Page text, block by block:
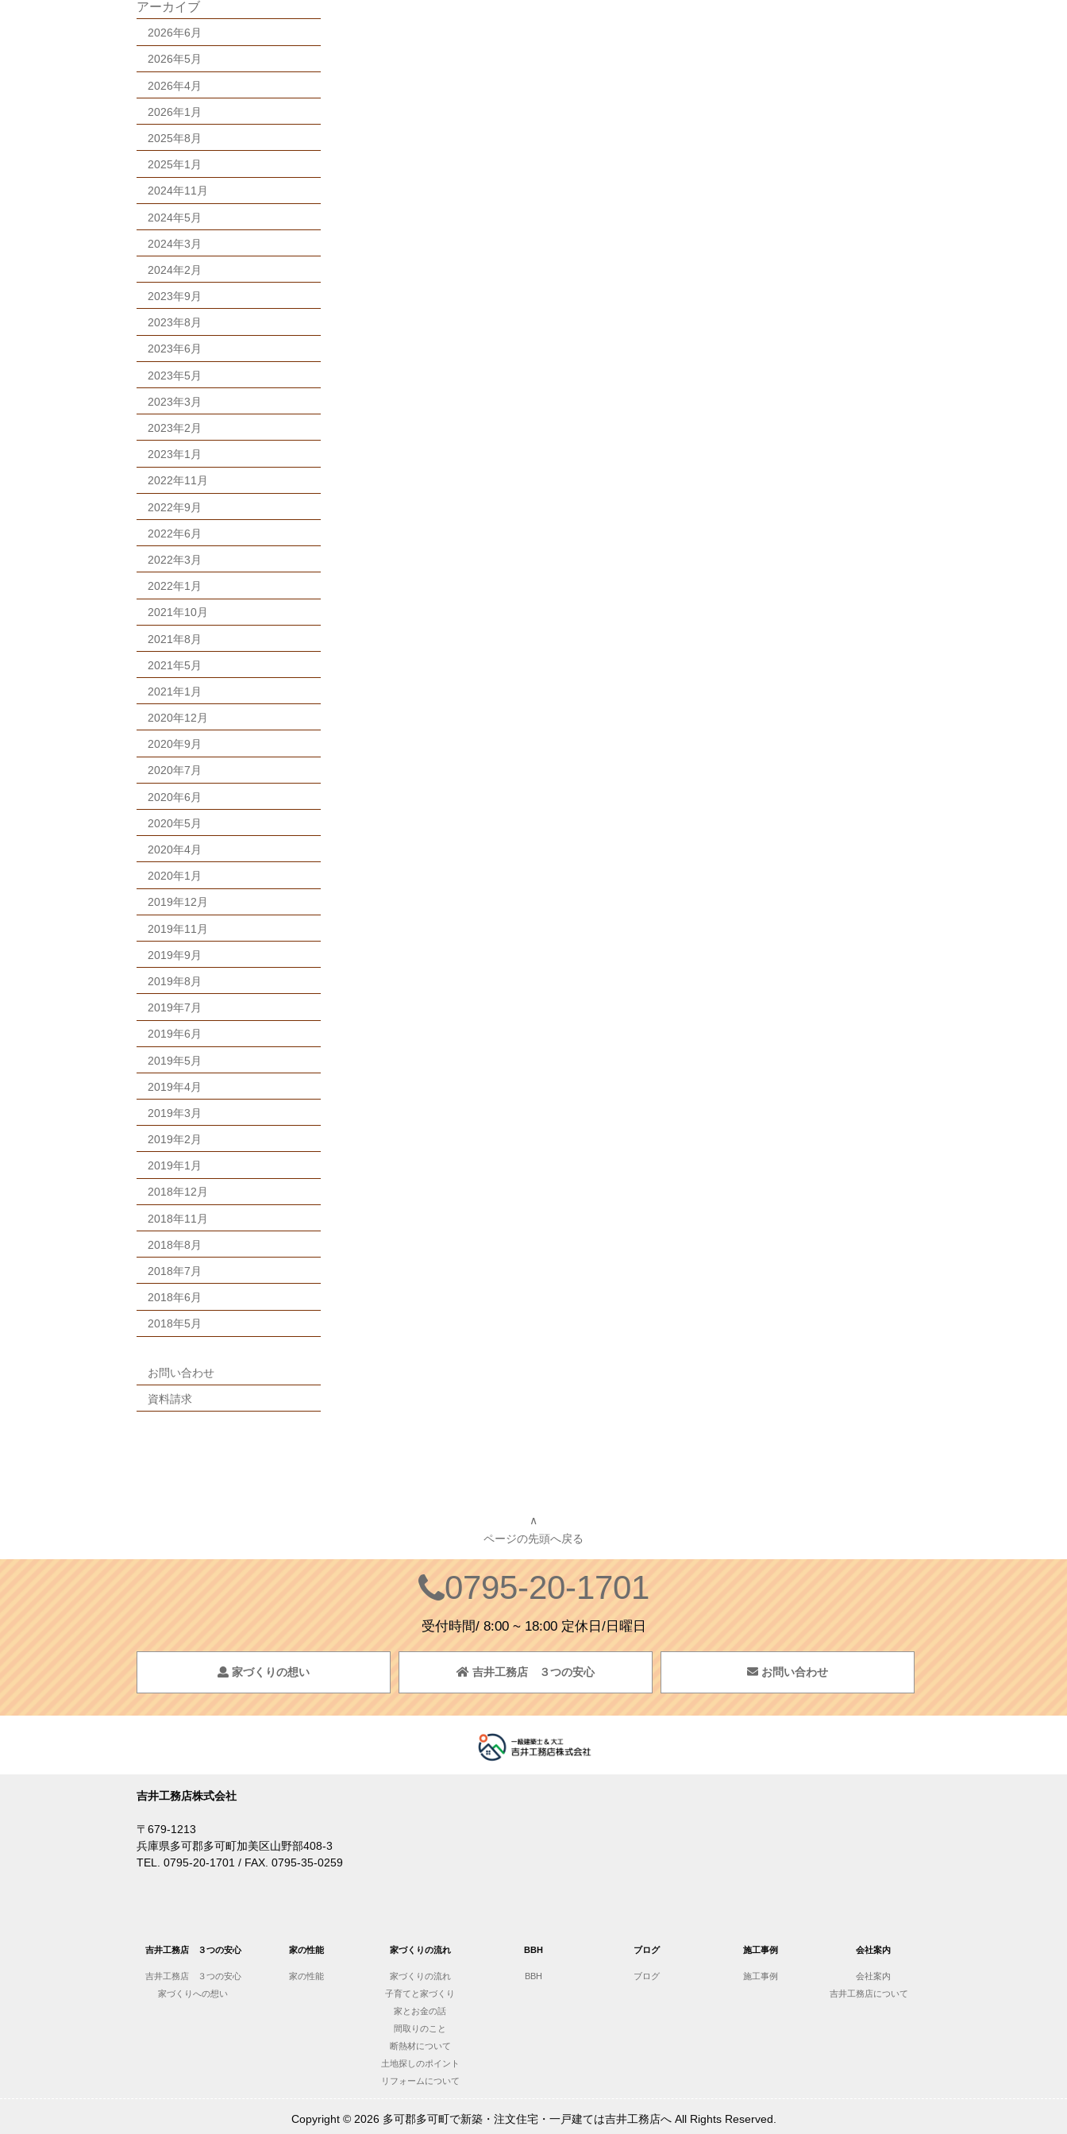
アーカイブ
2026年6月
2026年5月
2026年4月
2026年1月
2025年8月
2025年1月
2024年11月
2024年5月
2024年3月
2024年2月
2023年9月
2023年8月
2023年6月
2023年5月
2023年3月
2023年2月
2023年1月
2022年11月
2022年9月
2022年6月
2022年3月
2022年1月
2021年10月
2021年8月
2021年5月
2021年1月
2020年12月
2020年9月
2020年7月
2020年6月
2020年5月
2020年4月
2020年1月
2019年12月
2019年11月
2019年9月
2019年8月
2019年7月
2019年6月
2019年5月
2019年4月
2019年3月
2019年2月
2019年1月
2018年12月
2018年11月
2018年8月
2018年7月
2018年6月
2018年5月
お問い合わせ
資料請求
∧
ページの先頭へ戻る
0795-20-1701
受付時間/ 8:00 ~ 18:00 定休日/日曜日
家づくりの想い 吉井工務店 ３つの安心 お問い合わせ
吉井工務店株式会社
〒679-1213
兵庫県多可郡多可町加美区山野部408-3
TEL. 0795-20-1701 / FAX. 0795-35-0259
吉井工務店 ３つの安心
吉井工務店 ３つの安心
家づくりへの想い
家の性能
家の性能
家づくりの流れ
家づくりの流れ
子育てと家づくり
家とお金の話
間取りのこと
断熱材について
土地探しのポイント
リフォームについて
BBH
BBH
ブログ
ブログ
施工事例
施工事例
会社案内
会社案内
吉井工務店について
Copyright © 2026 多可郡多可町で新築・注文住宅・一戸建ては吉井工務店へ All Rights Reserved.